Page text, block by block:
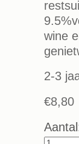
wine
2-3
€8,80